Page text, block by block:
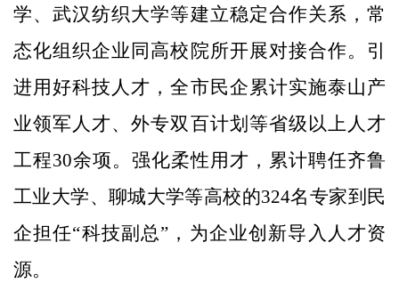
学、武汉纺织大学等建立稳定合作关系，常
态化组织企业同高校院所开展对接合作。引
进用好科技人才，全市民企累计实施泰山产
业领军人才、外专双百计划等省级以上人才
工程30余项。强化柔性用才，累计聘任齐鲁
工业大学、聊城大学等高校的324名专家到民
企担任“科技副总”，为企业创新导入人才资
源。